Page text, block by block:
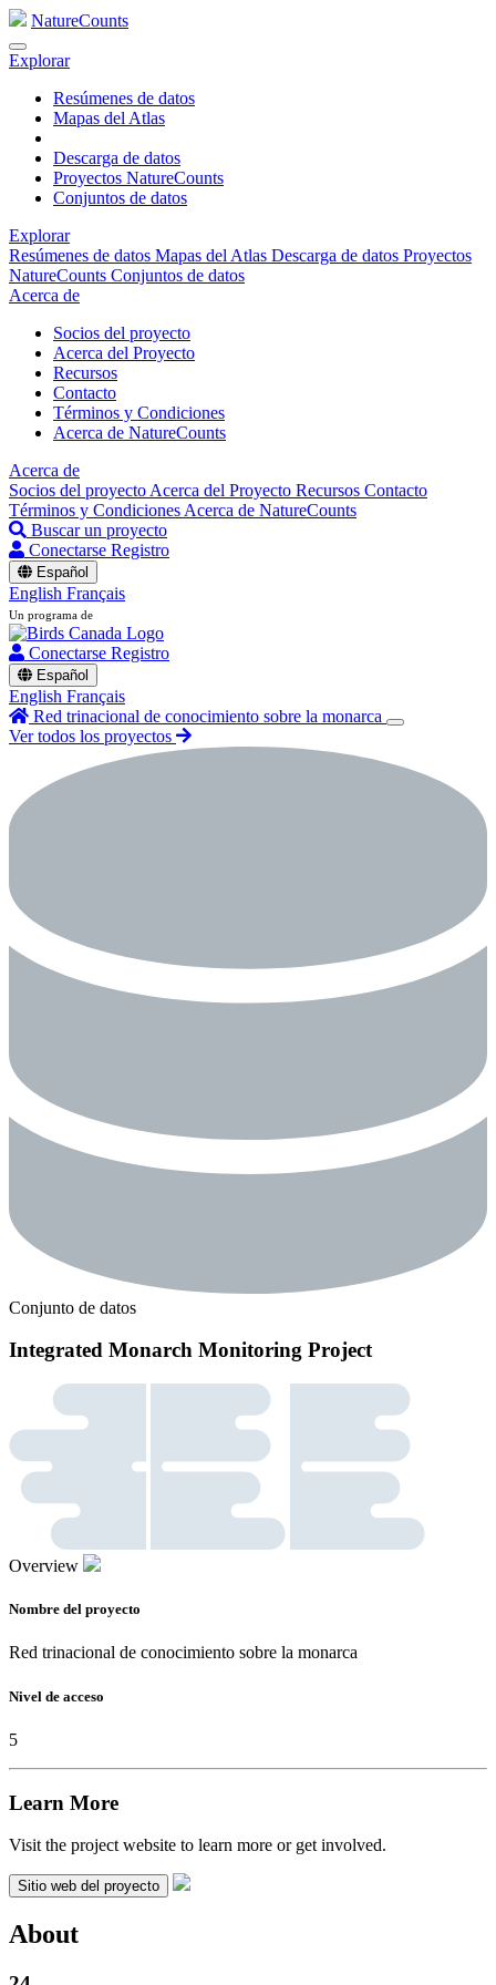
NatureCounts
Explorar
Resúmenes de datos
Mapas del Atlas
Descarga de datos
Proyectos NatureCounts
Conjuntos de datos
Explorar
Resúmenes de datos Mapas del Atlas Descarga de datos Proyectos
NatureCounts Conjuntos de datos
Acerca de
Socios del proyecto
Acerca del Proyecto
Recursos
Contacto
Términos y Condiciones
Acerca de NatureCounts
Acerca de
Socios del proyecto Acerca del Proyecto Recursos Contacto
Términos y Condiciones Acerca de NatureCounts
Buscar un proyecto
Conectarse Registro
Español
English Français
Un programa de
Conectarse Registro
Español
English Français
Red trinacional de conocimiento sobre la monarca
Ver todos los proyectos
Conjunto de datos
Integrated Monarch Monitoring Project
Overview
Nombre del proyecto
Red trinacional de conocimiento sobre la monarca
Nivel de acceso
5
Learn More
Visit the project website to learn more or get involved.
Sitio web del proyecto
About